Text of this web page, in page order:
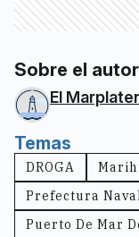
Sobre el autor
El
Temas
DROGA
Prefectura
Puerto De Mar